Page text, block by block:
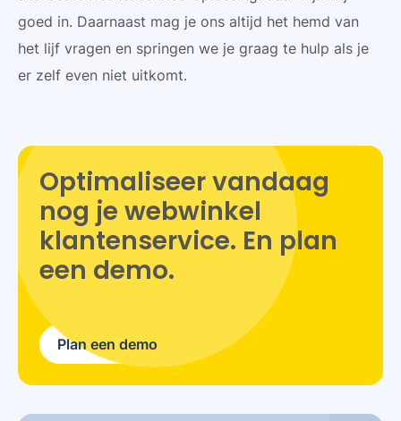
goed in. Daarnaast mag je ons altijd het hemd van
het lijf vragen en springen we je graag te hulp als je
er zelf even niet uitkomt.
Optimaliseer vandaag
nog je webwinkel
klantenservice. En plan
een demo.
Plan een demo